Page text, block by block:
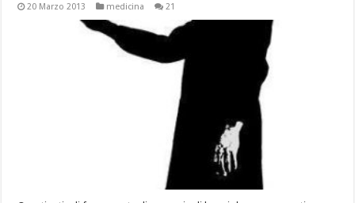
20 Marzo 2013 medicina 21